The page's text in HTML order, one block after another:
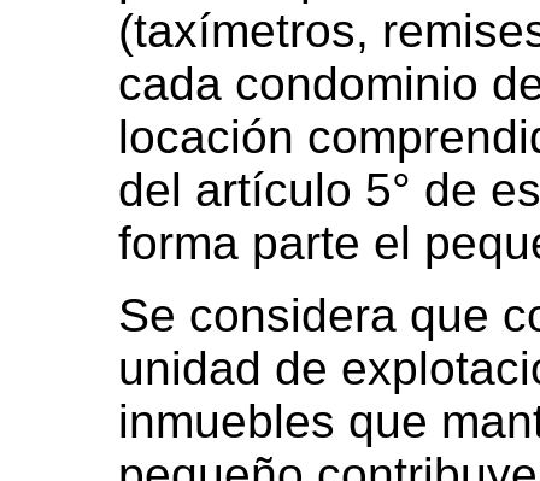
(taxímetros,
cada condominio
locación
del artículo 5° de
forma parte el
Se considera que
unidad de
inmuebles que